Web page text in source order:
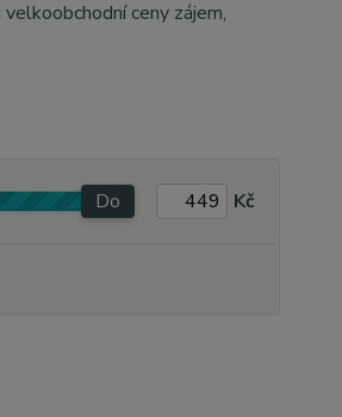
ceny zájem,
Do Kč